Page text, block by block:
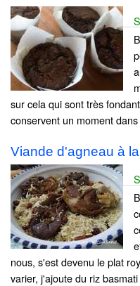
sur cela qui sont très
conservent un moment
Viande d'agneau à
nous, s'est devenu le plat
varier, j'ajoute du riz